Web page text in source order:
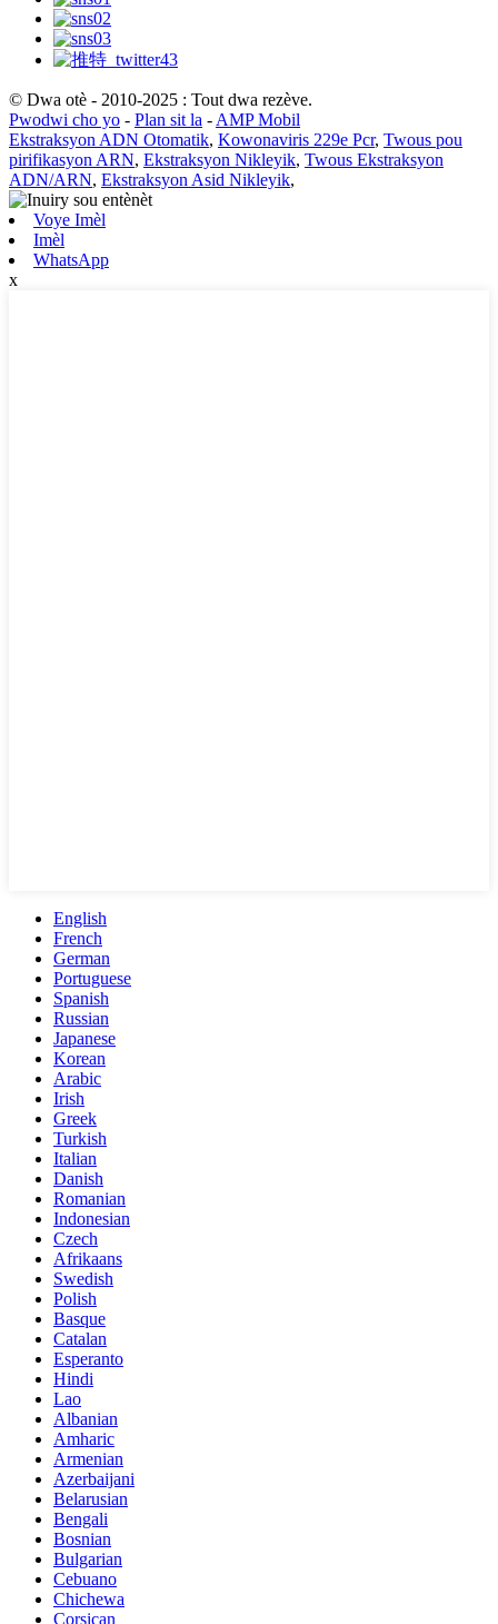
© Dwa otè - 2010-2025 : Tout dwa rezève.
Pwodwi cho yo - Plan sit la - AMP Mobil
Ekstraksyon ADN Otomatik, Kowonaviris 229e Pcr, Twous pou
pirifikasyon ARN, Ekstraksyon Nikleyik, Twous Ekstraksyon
ADN/ARN, Ekstraksyon Asid Nikleyik,
Voye Imèl
Imèl
WhatsApp
x
English
French
German
Portuguese
Spanish
Russian
Japanese
Korean
Arabic
Irish
Greek
Turkish
Italian
Danish
Romanian
Indonesian
Czech
Afrikaans
Swedish
Polish
Basque
Catalan
Esperanto
Hindi
Lao
Albanian
Amharic
Armenian
Azerbaijani
Belarusian
Bengali
Bosnian
Bulgarian
Cebuano
Chichewa
Corsican